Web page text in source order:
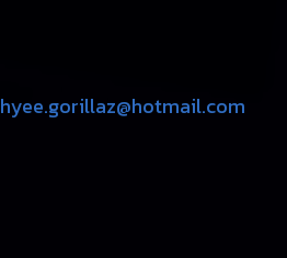
hyee.gorillaz@hotmail.com